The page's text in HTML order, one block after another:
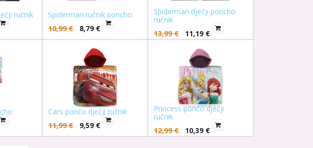
ručnik
Spiderman ručnik poncho
10,99€ 8,79 €
Spiderman dječji poncho
ručnik
13,99€ 11,19 €
Cars pončo dječji ručnik
11,99€ 9,59 €
Princess pončo dječji
ručnik
12,99€ 10,39 €